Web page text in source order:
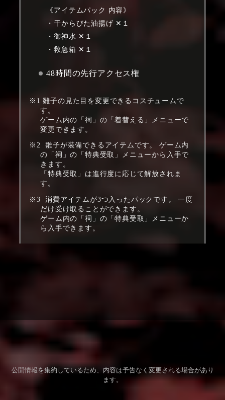
《アイテムパック 内容》
干からびた油揚げ ✕１
御神水 ✕１
救急箱 ✕１
48時間の先行アクセス権
雛子の見た目を変更できるコスチュームで
す。
ゲーム内の「祠」の「着替える」メニューで
変更できます。
雛子が装備できるアイテムです。 ゲーム内
の「祠」の「特典受取」メニューから入手で
きます。
「特典受取」は進行度に応じて解放されま
す。
消費アイテムが3つ入ったパックです。 一度
だけ受け取ることができます。
ゲーム内の「祠」の「特典受取」メニューか
ら入手できます。
公開情報を集約しているため、内容は予告なく変更される場合があり
ます。